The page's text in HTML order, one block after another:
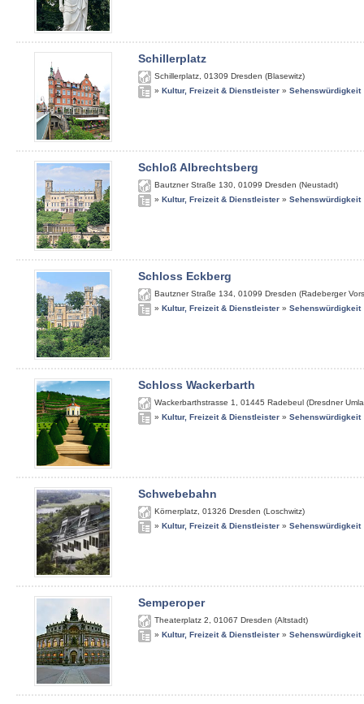
Schillerplatz
Schillerplatz 01309 Dresden (Blasewitz)
» Kultur, Freizeit & Dienstleister » Sehenswürdigkeit
Schloß Albrechtsberg
Bautzner Straße 130 01099 Dresden (Neustadt)
» Kultur, Freizeit & Dienstleister » Sehenswürdigkeit
Schloss Eckberg
Bautzner Straße 134 01099 Dresden (Radeberger
» Kultur, Freizeit & Dienstleister » Sehenswürdigkeit
Schloss Wackerbarth
Wackerbarthstrasse 1 01445 Radebeul (Dresdner
» Kultur, Freizeit & Dienstleister » Sehenswürdigkeit
Schwebebahn
Körnerplatz 01326 Dresden (Loschwitz)
» Kultur, Freizeit & Dienstleister » Sehenswürdigkeit
Semperoper
Theaterplatz 2 01067 Dresden (Altstadt)
» Kultur, Freizeit & Dienstleister » Sehenswürdigkeit